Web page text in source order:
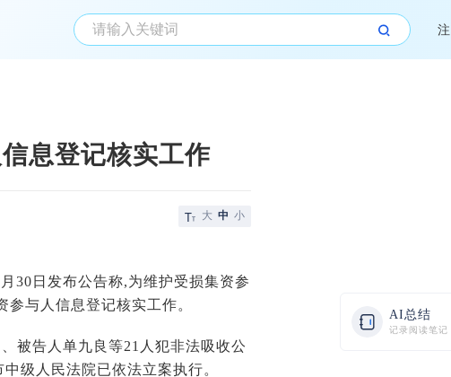
AI总结
记录阅读笔记
息登记核实工作
大 中 小
30日发布公告称,为维护受损集资参
与人信息登记核实工作。
被告人单九良等21人犯非法吸收公
级人民法院已依法立案执行。